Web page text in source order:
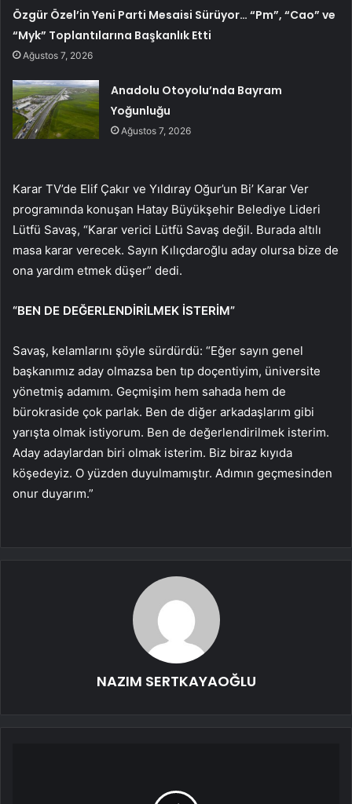
Özgür Özel’in Yeni Parti Mesaisi Sürüyor… “Pm”, “Cao” ve
“Myk” Toplantılarına Başkanlık Etti
Ağustos 7, 2026
Anadolu Otoyolu’nda Bayram
Yoğunluğu
Ağustos 7, 2026
Karar TV’de Elif Çakır ve Yıldıray Oğur’un Bi’ Karar Ver
programında konuşan Hatay Büyükşehir Belediye Lideri
Lütfü Savaş, “Karar verici Lütfü Savaş değil. Burada altılı
masa karar verecek. Sayın Kılıçdaroğlu aday olursa bize de
ona yardım etmek düşer” dedi.
“BEN DE DEĞERLENDİRİLMEK İSTERİM”
Savaş, kelamlarını şöyle sürdürdü: “Eğer sayın genel
başkanımız aday olmazsa ben tıp doçentiyim, üniversite
yönetmiş adamım. Geçmişim hem sahada hem de
bürokraside çok parlak. Ben de diğer arkadaşlarım gibi
yarışta olmak istiyorum. Ben de değerlendirilmek isterim.
Aday adaylardan biri olmak isterim. Biz biraz kıyıda
köşedeyiz. O yüzden duyulmamıştır. Adımın geçmesinden
onur duyarım.”
NAZIM SERTKAYAOĞLU